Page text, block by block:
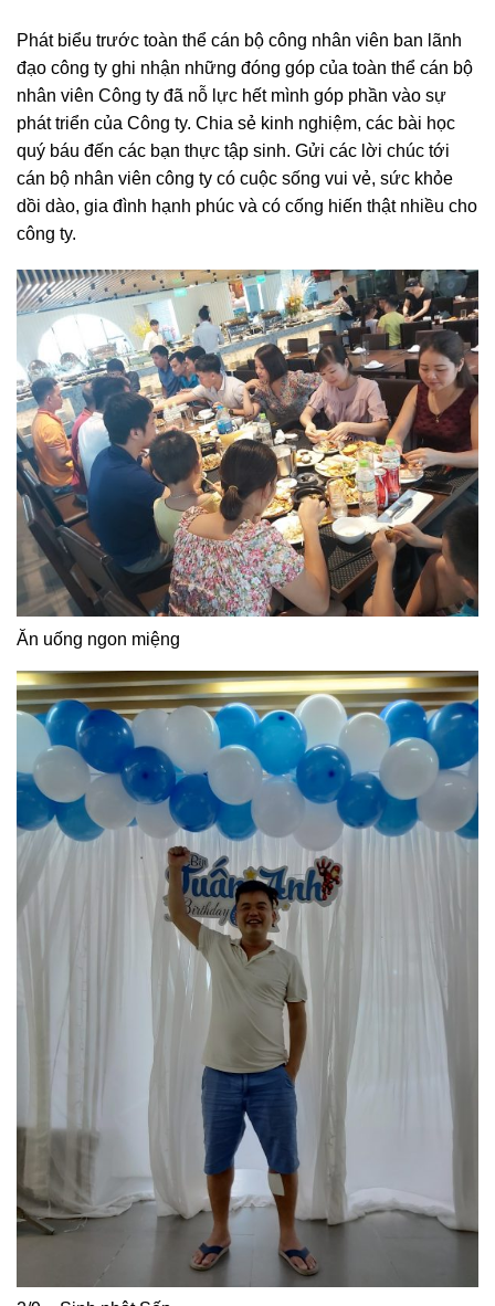
Phát biểu trước toàn thể cán bộ công nhân viên ban lãnh
đạo công ty ghi nhận những đóng góp của toàn thể cán bộ
nhân viên Công ty đã nỗ lực hết mình góp phần vào sự
phát triển của Công ty. Chia sẻ kinh nghiệm, các bài học
quý báu đến các bạn thực tập sinh. Gửi các lời chúc tới
cán bộ nhân viên công ty có cuộc sống vui vẻ, sức khỏe
dồi dào, gia đình hạnh phúc và có cống hiến thật nhiều cho
công ty.
Ăn uống ngon miệng